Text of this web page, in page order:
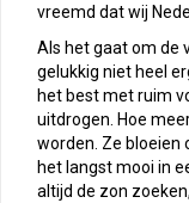
vreemd dat wij
Als het gaat om de
gelukkig niet heel
het best met ruim
uitdrogen. Hoe
worden. Ze bloeien
het langst mooi in
altijd de zon